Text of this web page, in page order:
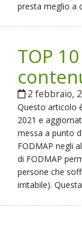
presta meglio a
TOP
2 febbraio,
Questo articolo
2021 e
messa a punto
FODMAP negli
di FODMAP
persone che
irritabile).